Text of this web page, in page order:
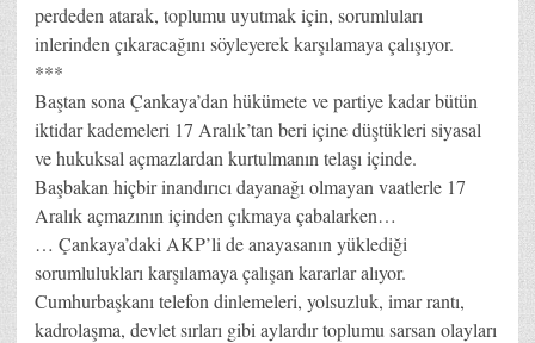
perdeden atarak, toplumu uyutmak için, sorumluları
inlerinden çıkaracağını söyleyerek karşılamaya çalışıyor.
***
Baştan sona Çankaya’dan hükümete ve partiye kadar bütün
iktidar kademeleri 17 Aralık’tan beri içine düştükleri siyasal
ve hukuksal açmazlardan kurtulmanın telaşı içinde.
Başbakan hiçbir inandırıcı dayanağı olmayan vaatlerle 17
Aralık açmazının içinden çıkmaya çabalarken…
… Çankaya’daki AKP’li de anayasanın yüklediği
sorumlulukları karşılamaya çalışan kararlar alıyor.
Cumhurbaşkanı telefon dinlemeleri, yolsuzluk, imar rantı,
kadrolaşma, devlet sırları gibi aylardır toplumu sarsan olayları